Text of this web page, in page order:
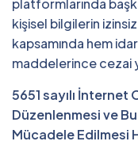
platformlarında
kişisel bilgilerin
kapsamında hem
maddelerince cezai
5651 sayılı İnternet
Düzenlenmesi ve
Mücadele Edilmesi